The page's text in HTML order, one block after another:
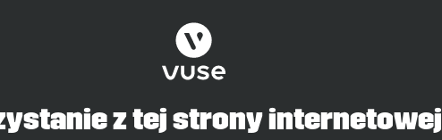
z tej strony internetowej